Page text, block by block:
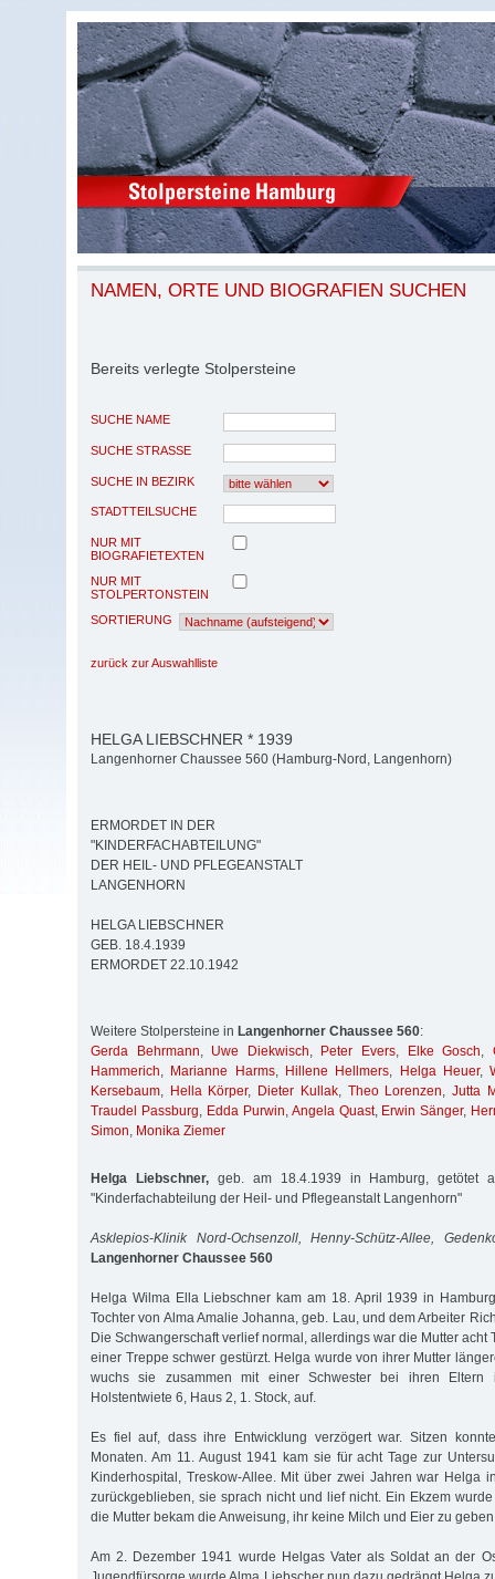
NAMEN, ORTE UND BIOGRAFIEN SUCHEN
Bereits verlegte Stolpersteine
SUCHE NAME
SUCHE STRASSE
SUCHE IN BEZIRK
STADTTEILSUCHE
NUR MIT
BIOGRAFIETEXTEN
NUR MIT
STOLPERTONSTEIN
SORTIERUNG
zurück zur Auswahlliste
HELGA LIEBSCHNER * 1939
Langenhorner Chaussee 560 (Hamburg-Nord, Langenhorn)
ERMORDET IN DER
"KINDERFACHABTEILUNG"
DER HEIL- UND PFLEGEANSTALT
LANGENHORN
HELGA LIEBSCHNER
GEB. 18.4.1939
ERMORDET 22.10.1942
Weitere Stolpersteine in Langenhorner Chaussee 560:
Gerda Behrmann, Uwe Diekwisch, Peter Evers, Elke Gosch,
Hammerich, Marianne Harms, Hillene Hellmers, Helga Heuer,
Kersebaum, Hella Körper, Dieter Kullak, Theo Lorenzen, Jutta
Traudel Passburg, Edda Purwin, Angela Quast, Erwin Sänger,
Simon, Monika Ziemer
Helga Liebschner,geb. am 18.4.1939 in Hamburg, getötet
"Kinderfachabteilung der Heil- und Pflegeanstalt Langenhorn"
Asklepios-Klinik Nord-Ochsenzoll, Henny-Schütz-Allee,
Langenhorner Chaussee 560
Helga Wilma Ella Liebschner kam am 18. April 1939 in
Tochter von Alma Amalie Johanna, geb. Lau, und dem Arbeiter
Die Schwangerschaft verlief normal, allerdings war die Mutter acht
einer Treppe schwer gestürzt. Helga wurde von ihrer Mutter
wuchs sie zusammen mit einer Schwester bei ihren Eltern
Holstentwiete 6, Haus 2, 1. Stock, auf.
Es fiel auf, dass ihre Entwicklung verzögert war. Sitzen
Monaten. Am 11. August 1941 kam sie für acht Tage zur
Kinderhospital, Treskow-Allee. Mit über zwei Jahren war Helga
zurückgeblieben, sie sprach nicht und lief nicht. Ein Ekzem
die Mutter bekam die Anweisung, ihr keine Milch und Eier zu
Am 2. Dezember 1941 wurde Helgas Vater als Soldat an der